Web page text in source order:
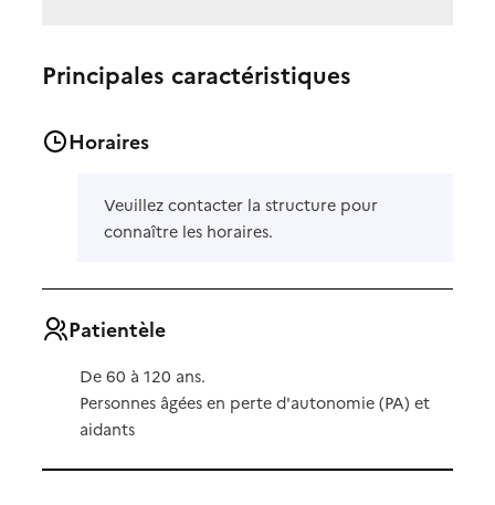
Principales caractéristiques
Horaires
Veuillez contacter la structure pour
connaître les horaires.
Patientèle
De 60 à 120 ans.
Personnes âgées en perte d'autonomie (PA) et
aidants